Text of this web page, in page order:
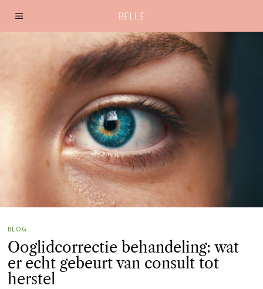
BLOG
Ooglidcorrectie behandeling: wat
er echt gebeurt van consult tot
herstel